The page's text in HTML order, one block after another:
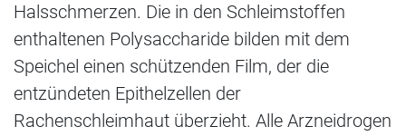
Halsschmerzen. Die in den Schleimstoffen
enthaltenen Polysaccharide bilden mit dem
Speichel einen schützenden Film, der die
entzündeten Epithelzellen der
Rachenschleimhaut überzieht. Alle Arzneidrogen